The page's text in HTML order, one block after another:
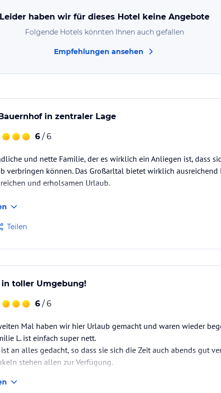
Leider haben wir für dieses Hotel keine Angebote
Folgende Hotels könnten Ihnen auch gefallen
Empfehlungen ansehen
in zentraler Lage
6 / 6
und nette Familie, der es wirklich ein Anliegen ist, dass
verbringen können. Das Großarltal bietet wirklich
und erholsamen Urlaub.
Teilen
in toller Umgebung!
6 / 6
Mal haben wir hier Urlaub gemacht und waren wieder
L. ist einfach super nett.
an alles gedacht, so dass sie sich die Zeit auch abends gut
stehen allen zur Verfügung.
Kindern gut erreichen kann.